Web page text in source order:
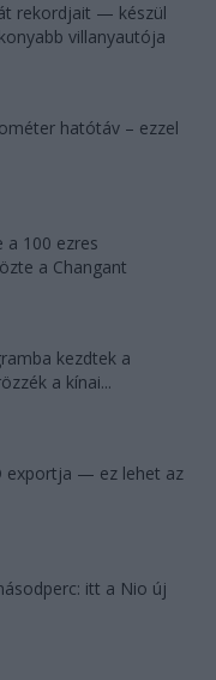
rekordjait — készül
villanyautója
hatótáv – ezzel
100 ezres
a Changant
kezdtek a
a kínai...
exportja — ez lehet az
itt a Nio új